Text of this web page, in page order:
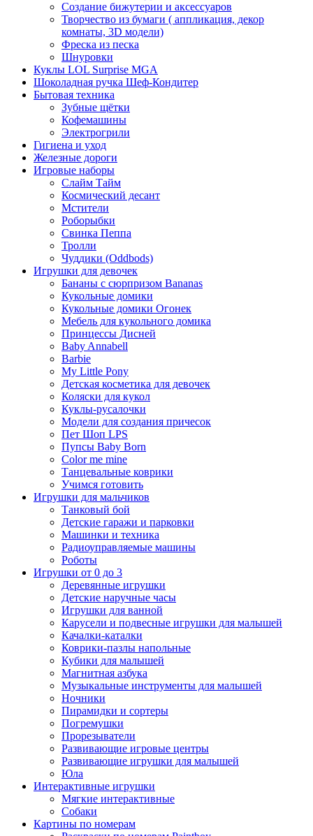
Создание бижутерии и аксессуаров
Творчество из бумаги ( аппликация, декор
комнаты, 3D модели)
Фреска из песка
Шнуровки
Куклы LOL Surprise MGA
Шоколадная ручка Шеф-Кондитер
Бытовая техника
Зубные щётки
Кофемашины
Электрогрили
Гигиена и уход
Железные дороги
Игровые наборы
Слайм Тайм
Космический десант
Мстители
Роборыбки
Свинка Пеппа
Тролли
Чуддики (Oddbods)
Игрушки для девочек
Бананы с сюрпризом Bananas
Кукольные домики
Кукольные домики Огонек
Мебель для кукольного домика
Принцессы Дисней
Baby Annabell
Barbie
My Little Pony
Детская косметика для девочек
Коляски для кукол
Куклы-русалочки
Модели для создания причесок
Пет Шоп LPS
Пупсы Baby Born
Сolor me mine
Танцевальные коврики
Учимся готовить
Игрушки для мальчиков
Танковый бой
Детские гаражи и парковки
Машинки и техника
Радиоуправляемые машины
Роботы
Игрушки от 0 до 3
Деревянные игрушки
Детские наручные часы
Игрушки для ванной
Карусели и подвесные игрушки для малышей
Качалки-каталки
Коврики-пазлы напольные
Кубики для малышей
Магнитная азбука
Музыкальные инструменты для малышей
Ночники
Пирамидки и сортеры
Погремушки
Прорезыватели
Развивающие игровые центры
Развивающие игрушки для малышей
Юла
Интерактивные игрушки
Мягкие интерактивные
Собаки
Картины по номерам